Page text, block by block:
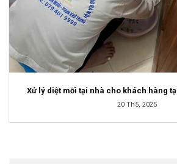
Xử lý diệt mối tại nhà cho khách hàng
20 Th5, 2025